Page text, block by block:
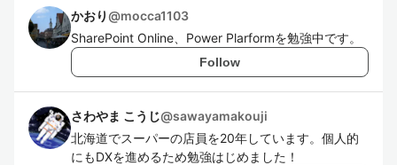
かおり@mocca1103
SharePoint Online、Power Plarformを勉強中です。
Follow
さわやま こうじ@sawayamakouji
北海道でスーパーの店員を20年しています。個人的
にもDXを進めるため勉強はじめました！